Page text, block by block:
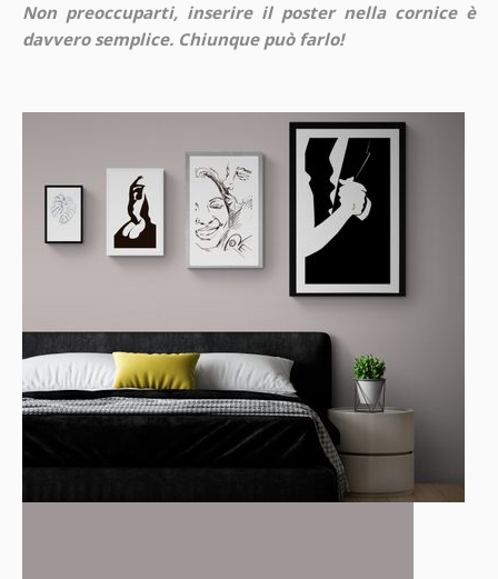
Non preoccuparti, inserire il poster nella cornice è
davvero semplice. Chiunque può farlo!